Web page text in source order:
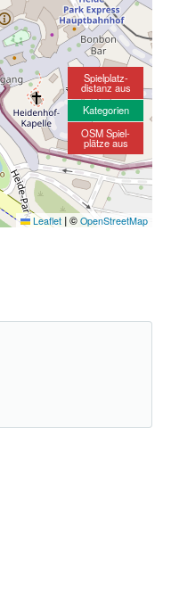
Leaflet |© OpenStreetMap
Spielplatz-
distanz aus
Kategorien
OSM Spiel-
plätze aus